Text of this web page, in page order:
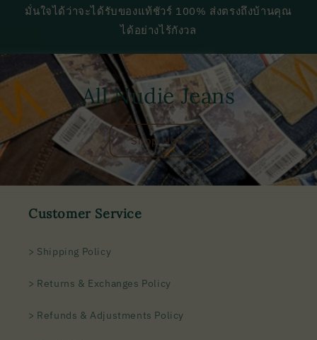
มั่นใจได้ว่าจะได้รับของแท้ชัวร์ 100% ส่งตรงถึงบ้านคุณ
ได้อย่างไร้กังวล
All Nudie Jeans
Shop Now
Customer Service
> Shipping Policy
> Returns & Exchanges Policy
> Refunds & Adjustments Policy